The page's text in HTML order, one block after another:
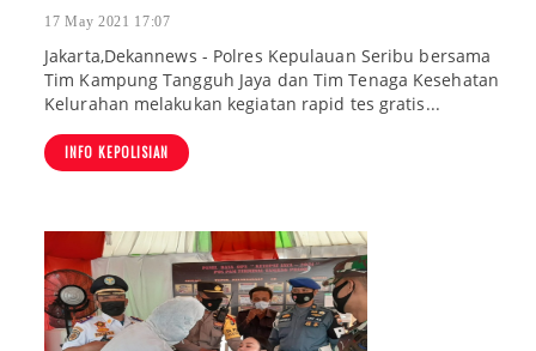
17 May 2021 17:07
Jakarta,Dekannews - Polres Kepulauan Seribu bersama
Tim Kampung Tangguh Jaya dan Tim Tenaga Kesehatan
Kelurahan melakukan kegiatan rapid tes gratis...
INFO KEPOLISIAN